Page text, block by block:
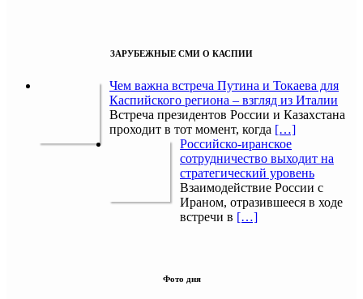
ЗАРУБЕЖНЫЕ СМИ О КАСПИИ
Чем важна встреча Путина и Токаева для
Каспийского региона – взгляд из Италии
Встреча президентов России и Казахстана
проходит в тот момент, когда […]
Российско-иранское
сотрудничество выходит на
стратегический уровень
Взаимодействие России с
Ираном, отразившееся в ходе
встречи в […]
Фото дня